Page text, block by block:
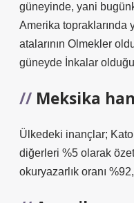
güneyinde, yani
Amerika topraklarında
atalarının Olmekler
güneyde İnkalar
Meksika
Ülkedeki inançlar;
diğerleri %5 olarak
okuryazarlık oranı